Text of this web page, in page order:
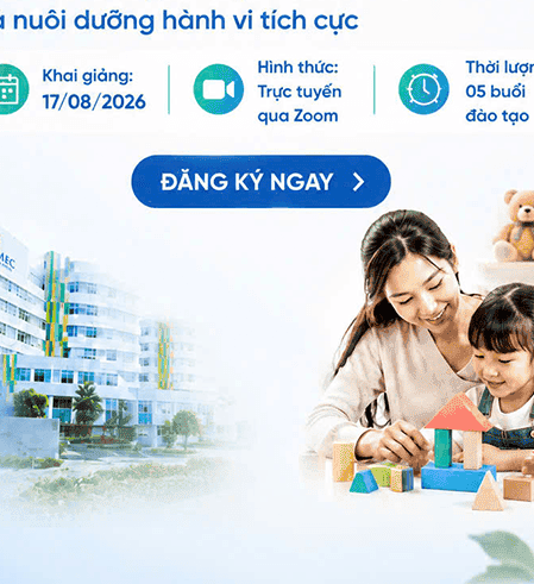
một bác sĩ nội soi nằm ở những ca bệnh phức tạp
với bác sĩ Hà, điều khiến ông luôn suy nghĩ
đến mức người bệnh gần như không thể nhận biết
ca bệnh khó. Áp lực lớn nhất là làm sao không bỏ
giai đoạn đầu”, bác sĩ Hà chia sẻ.
vài milimet có thể là cả một chặng đường phía
tháng khỏe mạnh của một người mẹ bên cạnh con
một người cha, hay một cuộc sống vốn vẫn bình
biểu hiện bằng những dấu hiệu rõ ràng. Trước khi
âm thầm tồn tại trong nhiều năm dưới dạng những
điểm vàng” khi y học có nhiều cơ hội nhất để can
bởi người bệnh vẫn cho rằng cơ thể hoàn toàn